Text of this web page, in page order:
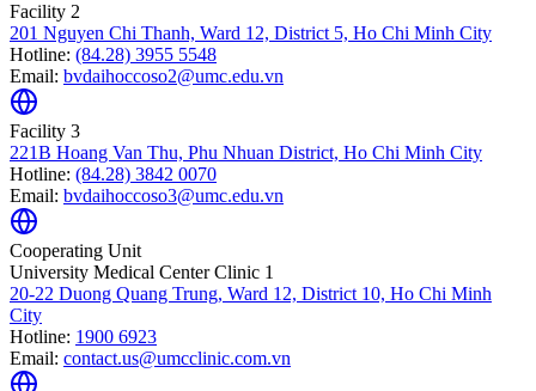
Facility 2
201 Nguyen Chi Thanh, Ward 12, District 5, Ho Chi Minh City
Hotline: (84.28) 3955 5548
Email: bvdaihoccoso2@umc.edu.vn
Facility 3
221B Hoang Van Thu, Phu Nhuan District, Ho Chi Minh City
Hotline: (84.28) 3842 0070
Email: bvdaihoccoso3@umc.edu.vn
Cooperating Unit
University Medical Center Clinic 1
20-22 Duong Quang Trung, Ward 12, District 10, Ho Chi Minh
City
Hotline: 1900 6923
Email: contact.us@umcclinic.com.vn